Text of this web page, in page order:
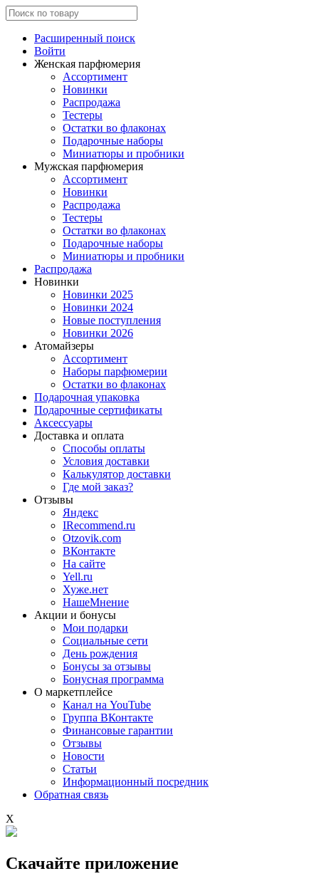
Расширенный поиск
Войти
Женская парфюмерия
Ассортимент
Новинки
Распродажа
Тестеры
Остатки во флаконах
Подарочные наборы
Миниатюры и пробники
Мужская парфюмерия
Ассортимент
Новинки
Распродажа
Тестеры
Остатки во флаконах
Подарочные наборы
Миниатюры и пробники
Распродажа
Новинки
Новинки 2025
Новинки 2024
Новые поступления
Новинки 2026
Атомайзеры
Ассортимент
Наборы парфюмерии
Остатки во флаконах
Подарочная упаковка
Подарочные сертификаты
Аксессуары
Доставка и оплата
Способы оплаты
Условия доставки
Калькулятор доставки
Где мой заказ?
Отзывы
Яндекс
IRecommend.ru
Otzovik.com
ВКонтакте
На сайте
Yell.ru
Хуже.нет
НашеМнение
Акции и бонусы
Мои подарки
Социальные сети
День рождения
Бонусы за отзывы
Бонусная программа
О маркетплейсе
Канал на YouTube
Группа ВКонтакте
Финансовые гарантии
Отзывы
Новости
Статьи
Информационный посредник
Обратная связь
X
Скачайте приложение